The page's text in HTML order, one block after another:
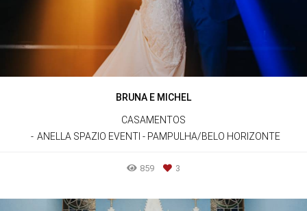
BRUNA E MICHEL
CASAMENTOS
ANELLA SPAZIO EVENTI - PAMPULHA/BELO HORIZONTE
859 3